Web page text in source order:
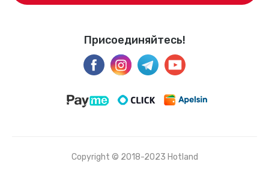
Присоединяйтесь!
Copyright © 2018-2023 Hotland